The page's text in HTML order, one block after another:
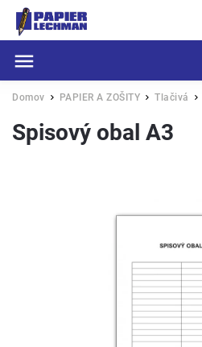
Domov / PAPIER A ZOŠITY / Tlačivá /
Spisový obal A3